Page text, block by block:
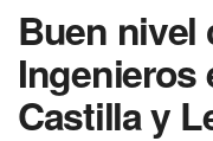
Buen nivel
Ingenieros
Castilla y